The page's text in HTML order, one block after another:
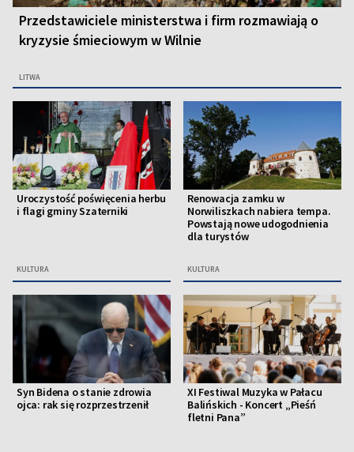
Przedstawiciele ministerstwa i firm rozmawiają o
kryzysie śmieciowym w Wilnie
LITWA
Uroczystość poświęcenia herbu
i flagi gminy Szaterniki
KULTURA
Renowacja zamku w
Norwiliszkach nabiera tempa.
Powstają nowe udogodnienia
dla turystów
KULTURA
Syn Bidena o stanie zdrowia
ojca: rak się rozprzestrzenił
XI Festiwal Muzyka w Pałacu
Balińskich - Koncert „Pieśń
fletni Pana”